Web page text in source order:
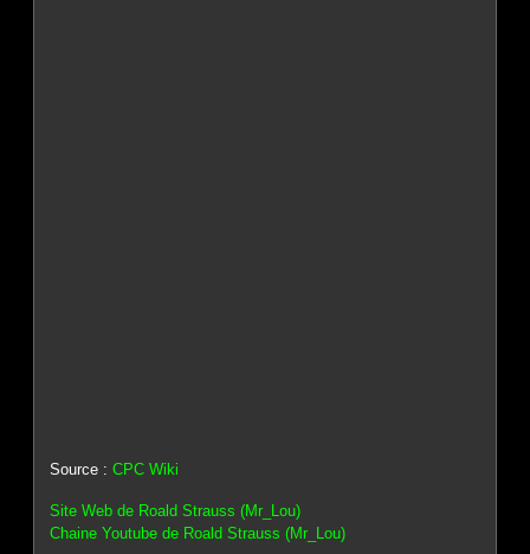
Source :CPC Wiki
Site Web de Roald Strauss (Mr_Lou)
Chaine Youtube de Roald Strauss (Mr_Lou)